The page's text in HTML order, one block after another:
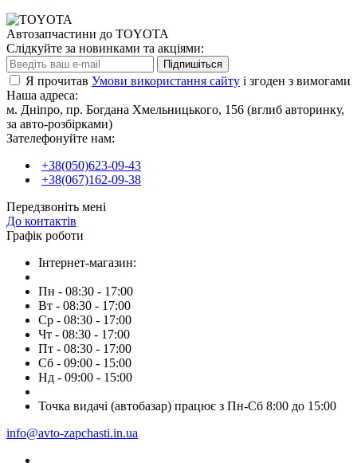
Автозапчастини до TOYOTA
Слідкуйте за новинками та акціями:
Підпишіться
Я прочитав Умови використання сайту і згоден з вимогами
Наша адреса:
м. Дніпро, пр. Богдана Хмельницького, 156 (вглиб авторинку,
за авто-розбірками)
Зателефонуйте нам:
+38(050)623-09-43
+38(067)162-09-38
Передзвоніть мені
До контактів
Графік роботи
Інтернет-магазин:
Пн - 08:30 - 17:00
Вт - 08:30 - 17:00
Ср - 08:30 - 17:00
Чт - 08:30 - 17:00
Пт - 08:30 - 17:00
Сб - 09:00 - 15:00
Нд - 09:00 - 15:00
Точка видачі (автобазар) працює з Пн-Сб 8:00 до 15:00
info@avto-zapchasti.in.ua